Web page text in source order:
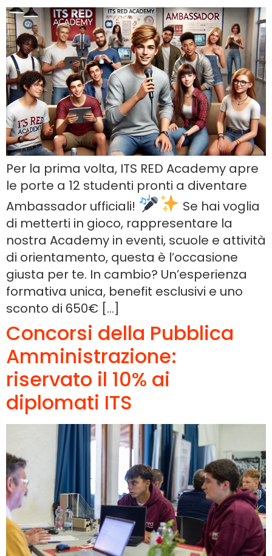
Per la prima volta, ITS RED Academy apre
le porte a 12 studenti pronti a diventare
Ambassador ufficiali!
Se hai voglia
di metterti in gioco, rappresentare la
nostra Academy in eventi, scuole e attività
di orientamento, questa è l’occasione
giusta per te. In cambio? Un’esperienza
formativa unica, benefit esclusivi e uno
sconto di 650€ […]
Concorsi della Pubblica
Amministrazione:
riservato il 10% ai
diplomati ITS